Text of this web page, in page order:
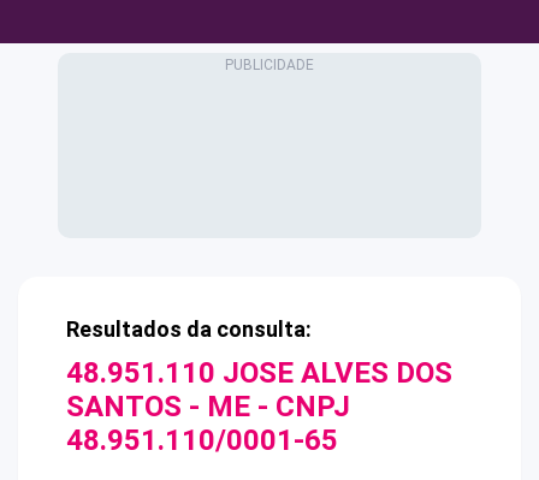
Resultados da consulta:
48.951.110 JOSE ALVES DOS
SANTOS - ME - CNPJ
48.951.110/0001-65